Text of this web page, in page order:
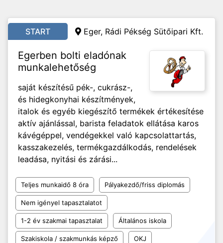
START Eger, Rádi Pékség Sütőipari Kft.
Egerben bolti eladónak
munkalehetőség
saját készítésű pék-, cukrász-,
és hidegkonyhai készítmények,
italok és egyéb kiegészítő termékek értékesítése
aktív ajánlással, barista feladatok ellátása karos
kávégéppel, vendégekkel való kapcsolattartás,
kasszakezelés, termékgazdálkodás, rendelések
leadása, nyitási és zárási...
Teljes munkaidő 8 óra Pályakezdő/friss diplomás
Nem igényel tapasztalatot
1-2 év szakmai tapasztalat Általános iskola
Szakiskola / szakmunkás képző OKJ